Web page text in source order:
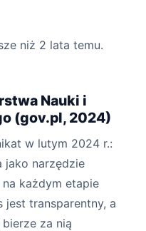
niż 2 lata temu.
Nauki i
(gov.pl, 2024)
w lutym 2024 r.:
jako narzędzie
każdym etapie
jest transparentny, a
za nią